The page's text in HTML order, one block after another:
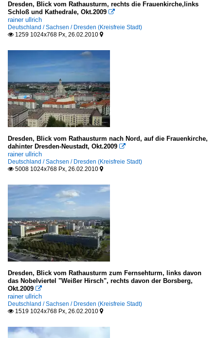
Dresden, Blick vom Rathausturm, rechts die Frauenkirche,links
Schloß und Kathedrale, Okt.2009 
rainer ullrich
Deutschland / Sachsen / Dresden (Kreisfreie Stadt)
 1259 1024x768 Px, 26.02.2010 
Dresden, Blick vom Rathausturm nach Nord, auf die Frauenkirche,
dahinter Dresden-Neustadt, Okt.2009 
rainer ullrich
Deutschland / Sachsen / Dresden (Kreisfreie Stadt)
 5008 1024x768 Px, 26.02.2010 
Dresden, Blick vom Rathausturm zum Fernsehturm, links davon
das Nobelviertel "Weißer Hirsch", rechts davon der Borsberg,
Okt.2009 
rainer ullrich
Deutschland / Sachsen / Dresden (Kreisfreie Stadt)
 1519 1024x768 Px, 26.02.2010 